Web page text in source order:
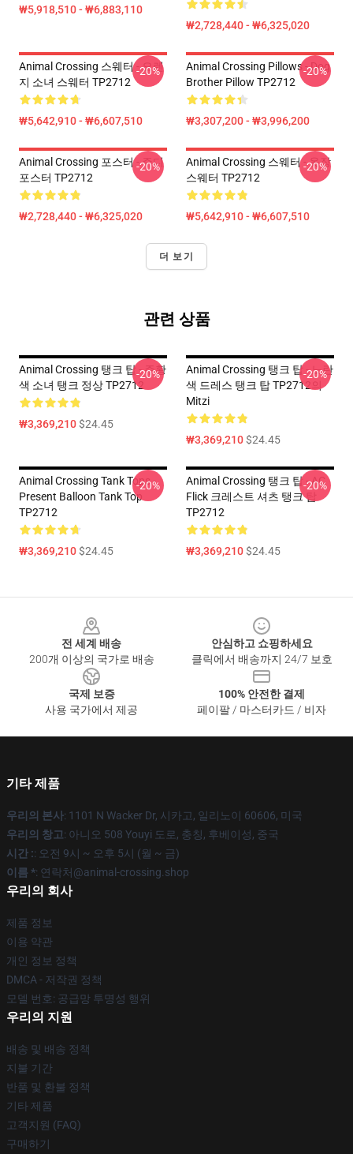
₩5,918,510 - ₩6,883,110
₩2,728,440 - ₩6,325,020
Animal Crossing 스웨터 - 오렌
지 소녀 스웨터 TP2712
₩5,642,910 - ₩6,607,510
-20%
Animal Crossing Pillows - Dog
Brother Pillow TP2712
₩3,307,200 - ₩3,996,200
-20%
Animal Crossing 포스터 - 주디
포스터 TP2712
₩2,728,440 - ₩6,325,020
-20%
Animal Crossing 스웨터 - 옷장
스웨터 TP2712
₩5,642,910 - ₩6,607,510
-20%
더 보기
관련 상품
Animal Crossing 탱크 탑 - 주황
색 소녀 탱크 정상 TP2712
₩3,369,210$24.45
-20%
Animal Crossing 탱크 탑 - 노란
색 드레스 탱크 탑 TP2712의
Mitzi
₩3,369,210$24.45
-20%
Animal Crossing Tank Tops -
Present Balloon Tank Top
TP2712
₩3,369,210$24.45
-20%
Animal Crossing 탱크 탑 - AC
Flick 크레스트 셔츠 탱크 탑
TP2712
₩3,369,210$24.45
-20%
전 세계 배송
200개 이상의 국가로 배송
안심하고 쇼핑하세요
클릭에서 배송까지 24/7 보호
국제 보증
사용 국가에서 제공
100% 안전한 결제
페이팔 / 마스터카드 / 비자
기타 제품
우리의 본사: 1101 N Wacker Dr, 시카고, 일리노이 60606, 미국
우리의 창고: 아니오 508 Youyi 도로, 충칭, 후베이성, 중국
시간 :: 오전 9시 ~ 오후 5시 (월 ~ 금)
이름 *: 연락처@animal-crossing.shop
우리의 회사
제품 정보
이용 약관
개인 정보 정책
DMCA - 저작권 정책
모델 번호: 공급망 투명성 행위
우리의 지원
배송 및 배송 정책
지불 기간
반품 및 환불 정책
기타 제품
고객지원 (FAQ)
구매하기